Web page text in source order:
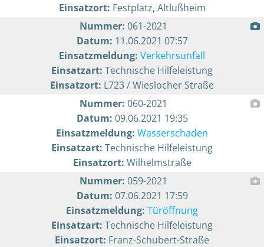
Einsatzort: Festplatz, Altlußheim
Nummer: 061-2021
Datum: 11.06.2021 07:57
Einsatzmeldung: Verkehrsunfall
Einsatzart: Technische Hilfeleistung
Einsatzort: L723 / Wieslocher Straße
Nummer: 060-2021
Datum: 09.06.2021 19:35
Einsatzmeldung: Wasserschaden
Einsatzart: Technische Hilfeleistung
Einsatzort: Wilhelmstraße
Nummer: 059-2021
Datum: 07.06.2021 17:59
Einsatzmeldung: Türöffnung
Einsatzart: Technische Hilfeleistung
Einsatzort: Franz-Schubert-Straße